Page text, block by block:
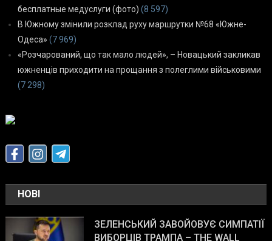
бесплатные медуслуги (фото) (8 597)
В Южному змінили розклад руху маршрутки №68 «Южне-
Одеса» (7 969)
«Розчарований, що так мало людей», – Новацький закликав
южненців приходити на прощання з полеглими військовими
(7 298)
НОВІ
ЗЕЛЕНСЬКИЙ ЗАВОЙОВУЄ СИМПАТІЇ
ВИБОРЦІВ ТРАМПА – THE WALL